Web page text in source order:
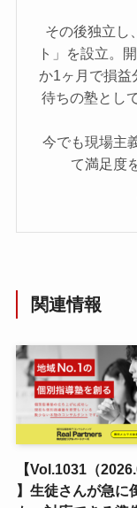
その後独立し
ト」を設立。
か1ヶ月で損益
待ちの塾とし
今でも現場主
て満足度
関連情報
【Vol.1031（
】生徒さんが急に